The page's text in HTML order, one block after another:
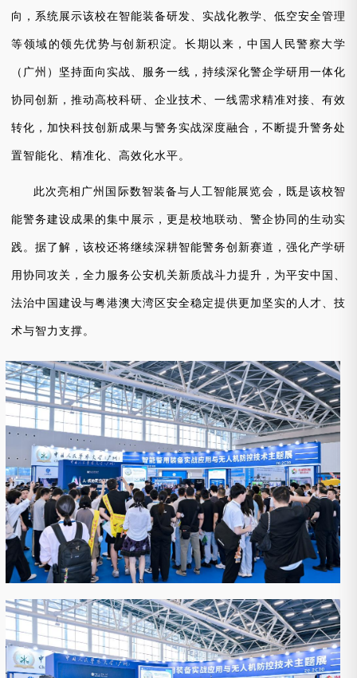
向，系统展示该校在智能装备研发、实战化教学、低空安全管理
等领域的领先优势与创新积淀。长期以来，中国人民警察大学
（广州）坚持面向实战、服务一线，持续深化警企学研用一体化
协同创新，推动高校科研、企业技术、一线需求精准对接、有效
转化，加快科技创新成果与警务实战深度融合，不断提升警务处
置智能化、精准化、高效化水平。
此次亮相广州国际数智装备与人工智能展览会，既是该校智
能警务建设成果的集中展示，更是校地联动、警企协同的生动实
践。据了解，该校还将继续深耕智能警务创新赛道，强化产学研
用协同攻关，全力服务公安机关新质战斗力提升，为平安中国、
法治中国建设与粤港澳大湾区安全稳定提供更加坚实的人才、技
术与智力支撑。